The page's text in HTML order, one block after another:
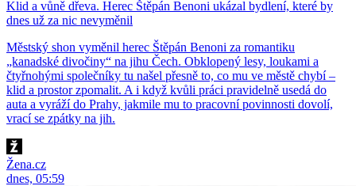
Klid a vůně dřeva. Herec Štěpán Benoni ukázal bydlení, které by
dnes už za nic nevyměnil
Městský shon vyměnil herec Štěpán Benoni za romantiku
„kanadské divočiny“ na jihu Čech. Obklopený lesy, loukami a
čtyřnohými společníky tu našel přesně to, co mu ve městě chybí –
klid a prostor zpomalit. A i když kvůli práci pravidelně usedá do
auta a vyráží do Prahy, jakmile mu to pracovní povinnosti dovolí,
vrací se zpátky na jih.
Žena.cz
dnes, 05:59